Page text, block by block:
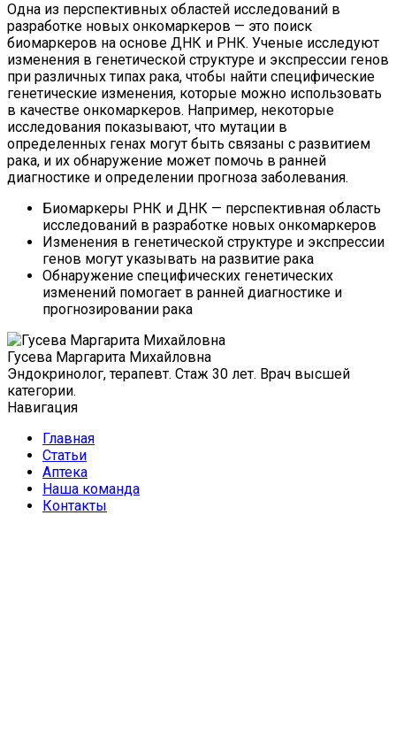
Одна из перспективных областей исследований в
разработке новых онкомаркеров — это поиск
биомаркеров на основе ДНК и РНК. Ученые исследуют
изменения в генетической структуре и экспрессии генов
при различных типах рака, чтобы найти специфические
генетические изменения, которые можно использовать
в качестве онкомаркеров. Например, некоторые
исследования показывают, что мутации в
определенных генах могут быть связаны с развитием
рака, и их обнаружение может помочь в ранней
диагностике и определении прогноза заболевания.
Биомаркеры РНК и ДНК — перспективная область
исследований в разработке новых онкомаркеров
Изменения в генетической структуре и экспрессии
генов могут указывать на развитие рака
Обнаружение специфических генетических
изменений помогает в ранней диагностике и
прогнозировании рака
Гусева Маргарита Михайловна
Эндокринолог, терапевт. Стаж 30 лет. Врач высшей
категории.
Навигация
Главная
Статьи
Аптека
Наша команда
Контакты